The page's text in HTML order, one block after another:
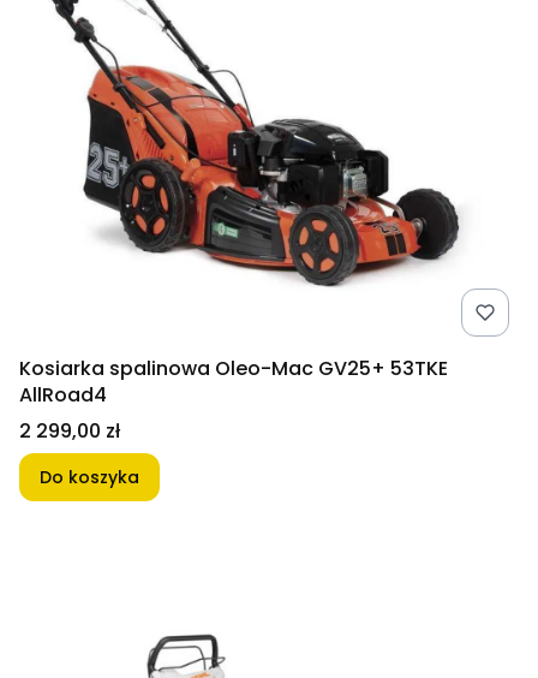
Kosiarka spalinowa Oleo-Mac GV25+ 53TKE
AllRoad4
Cena
2 299,00 zł
Do koszyka